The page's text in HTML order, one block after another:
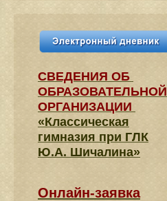
СВЕДЕНИЯ​ ОБ
ОБРАЗОВАТЕЛЬНОЙ
ОРГАНИЗАЦИИ
«Классическая
гимназия при ГЛК
Ю.А. Шичалина»
Онлайн-заявка